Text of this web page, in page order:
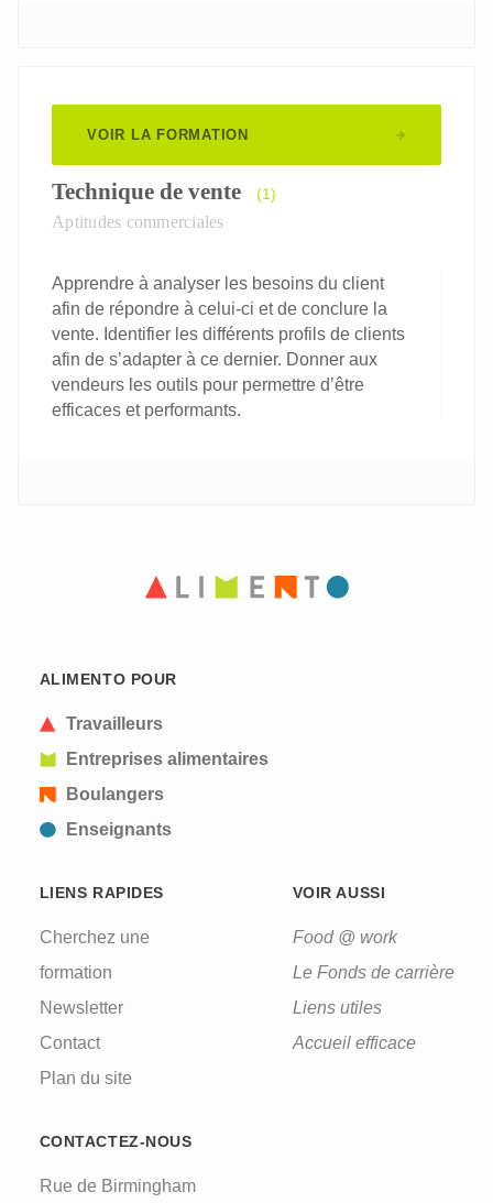
VOIR LA FORMATION
Technique de vente (1)
Aptitudes commerciales
Apprendre à analyser les besoins du client
afin de répondre à celui-ci et de conclure la
vente. Identifier les différents profils de clients
afin de s’adapter à ce dernier. Donner aux
vendeurs les outils pour permettre d’être
efficaces et performants.
ALIMENTO POUR
Travailleurs
Entreprises alimentaires
Boulangers
Enseignants
LIENS RAPIDES
Cherchez une
formation
Newsletter
Contact
Plan du site
VOIR AUSSI
Food @ work
Le Fonds de carrière
Liens utiles
Accueil efficace
CONTACTEZ-NOUS
Rue de Birmingham